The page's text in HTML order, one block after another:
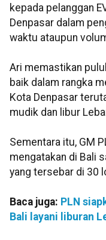
kepada pelanggan
Denpasar dalam
waktu ataupun
Ari memastikan
baik dalam rangka
Kota Denpasar
mudik dan libur
Sementara itu, GM
mengatakan di Bali
yang tersebar di 30
Baca juga: PLN
Bali layani liburan